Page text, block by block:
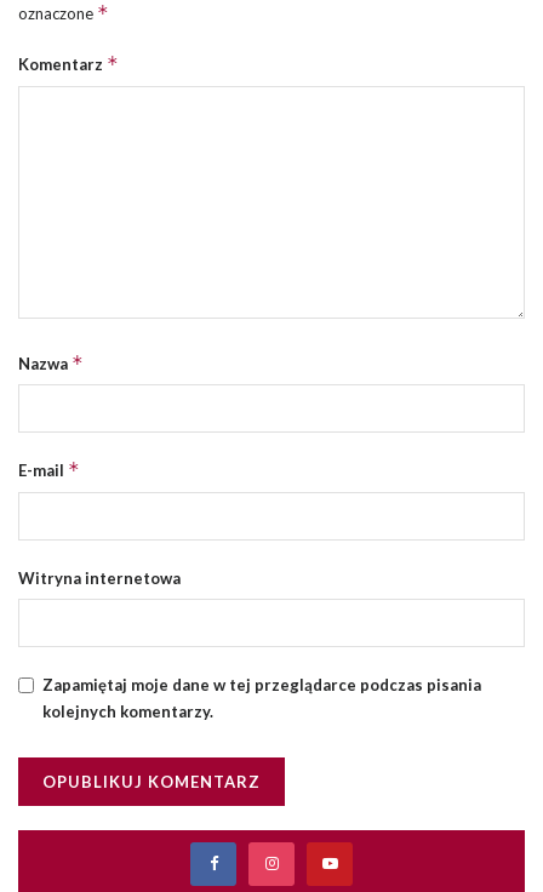
oznaczone *
Komentarz *
Nazwa *
E-mail *
Witryna internetowa
Zapamiętaj moje dane w tej przeglądarce podczas pisania
kolejnych komentarzy.